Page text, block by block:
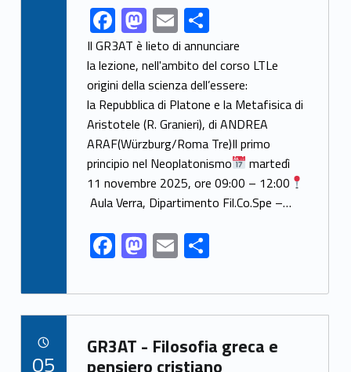
Link identifier share facebook archive #share-link-archive-15274F
ac
e
b
o
o
k
M
as
to
d
o
n
E
m
ai
l
S
h
ar
e
Il GR3AT è lieto di annunciare
la lezione, nell'ambito del corso LTLe
origini della scienza dell’essere:
la Repubblica di Platone e la Metafisica di
Aristotele (R. Granieri), di ANDREA
ARAF(Würzburg/Roma Tre)Il primo
principio nel Neoplatonismo
martedì
11 novembre 2025, ore 09:00 – 12:00
Aula Verra, Dipartimento Fil.Co.Spe –…
F
ac
e
b
o
M
as
to
d
o
E
m
ai
l
S
h
ar
e
Link identifier archive #link-archive-68541
GR3AT - Filosofia greca e
05